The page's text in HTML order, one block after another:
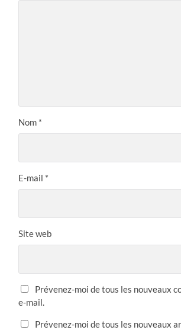
Nom *
E-mail *
Site web
Prévenez-moi de tous les nouveaux
e-mail.
Prévenez-moi de tous les nouveaux